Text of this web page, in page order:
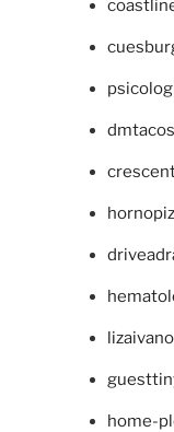
home-